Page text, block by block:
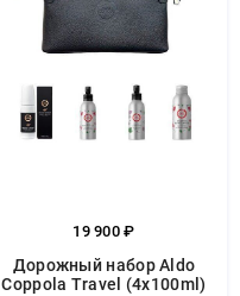
19 900 ₽
Дорожный набор Aldo
Coppola Travel (4x100ml)